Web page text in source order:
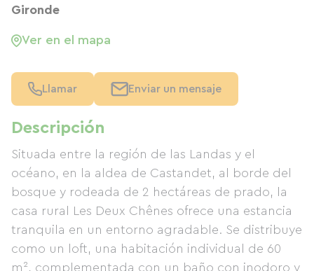
Descripción
Situada entre la región de las Landas y el
océano, en la aldea de Castandet, al borde del
bosque y rodeada de 2 hectáreas de prado, la
casa rural Les Deux Chênes ofrece una estancia
tranquila en un entorno agradable. Se distribuye
como un loft, una habitación individual de 60
m², complementada con un baño con inodoro y
Gironde
Ver en el mapa
Llamar Enviar un mensaje